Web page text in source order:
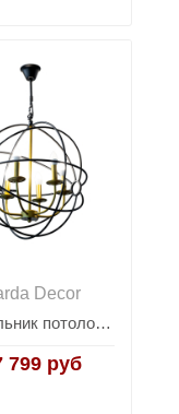
Decor
Светильник потолочный "Сфера" латунь/черный 91GH-2020-6
799 руб